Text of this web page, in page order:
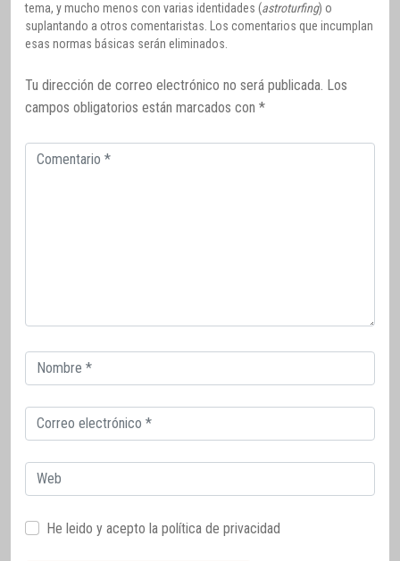
tema, y mucho menos con varias identidades (astroturfing) o
suplantando a otros comentaristas. Los comentarios que incumplan
esas normas básicas serán eliminados.
Tu dirección de correo electrónico no será publicada. Los
campos obligatorios están marcados con *
Comentario
Correo
electrónico
Correo
electrónico
Web
He leido y acepto la política de privacidad